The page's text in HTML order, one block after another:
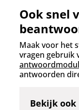
Ook snel
Maak voor het
vragen gebruik
antwoorden
Bekijk ook